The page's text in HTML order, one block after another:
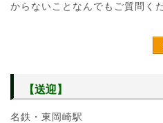
からないことなんでもご質問く
【送迎】
名鉄・東岡崎駅